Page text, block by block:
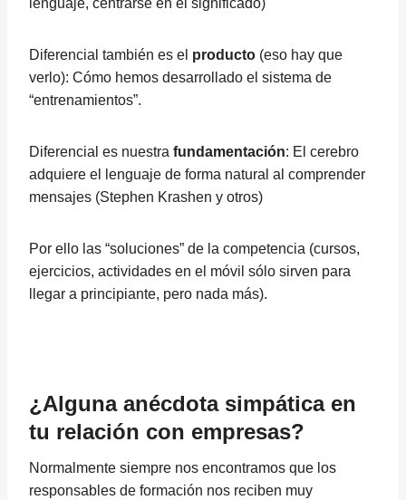
lenguaje, centrarse en el significado)
Diferencial también es el producto (eso hay que
verlo): Cómo hemos desarrollado el sistema de
“entrenamientos”.
Diferencial es nuestra fundamentación: El cerebro
adquiere el lenguaje de forma natural al comprender
mensajes (Stephen Krashen y otros)
Por ello las “soluciones” de la competencia (cursos,
ejercicios, actividades en el móvil sólo sirven para
llegar a principiante, pero nada más).
¿Alguna anécdota simpática en
tu relación con empresas?
Normalmente siempre nos encontramos que los
responsables de formación nos reciben muy